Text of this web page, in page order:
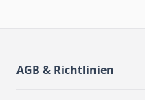
AGB & Richtlinien